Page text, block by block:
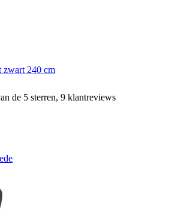
zwart 240 cm
de 5 sterren, 9 klantreviews